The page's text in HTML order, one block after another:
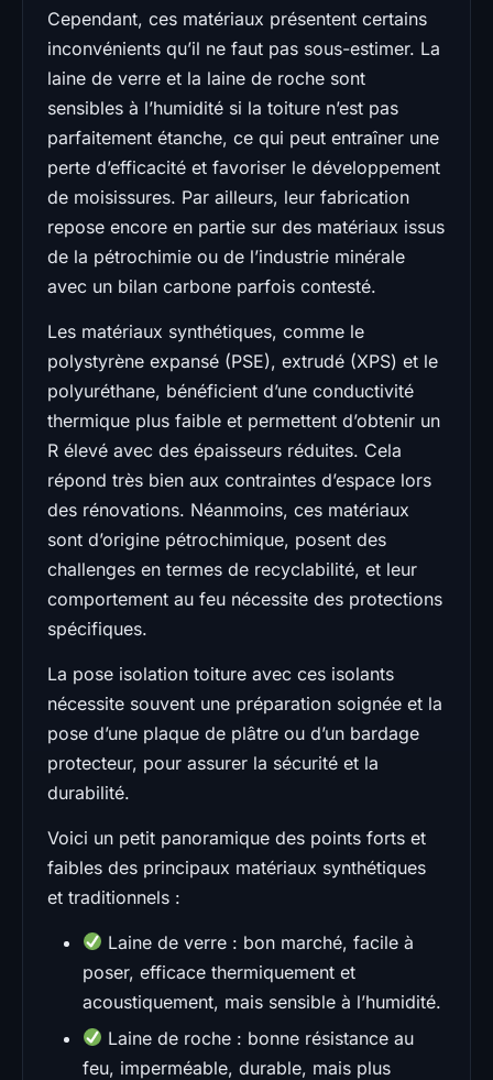
Cependant, ces matériaux présentent certains
inconvénients qu’il ne faut pas sous-estimer. La
laine de verre et la laine de roche sont
sensibles à l’humidité si la toiture n’est pas
parfaitement étanche, ce qui peut entraîner une
perte d’efficacité et favoriser le développement
de moisissures. Par ailleurs, leur fabrication
repose encore en partie sur des matériaux issus
de la pétrochimie ou de l’industrie minérale
avec un bilan carbone parfois contesté.
Les matériaux synthétiques, comme le
polystyrène expansé (PSE), extrudé (XPS) et le
polyuréthane, bénéficient d’une conductivité
thermique plus faible et permettent d’obtenir un
R élevé avec des épaisseurs réduites. Cela
répond très bien aux contraintes d’espace lors
des rénovations. Néanmoins, ces matériaux
sont d’origine pétrochimique, posent des
challenges en termes de recyclabilité, et leur
comportement au feu nécessite des protections
spécifiques.
La pose isolation toiture avec ces isolants
nécessite souvent une préparation soignée et la
pose d’une plaque de plâtre ou d’un bardage
protecteur, pour assurer la sécurité et la
durabilité.
Voici un petit panoramique des points forts et
faibles des principaux matériaux synthétiques
et traditionnels :
Laine de verre : bon marché, facile à
poser, efficace thermiquement et
acoustiquement, mais sensible à l’humidité.
Laine de roche : bonne résistance au
feu, imperméable, durable, mais plus